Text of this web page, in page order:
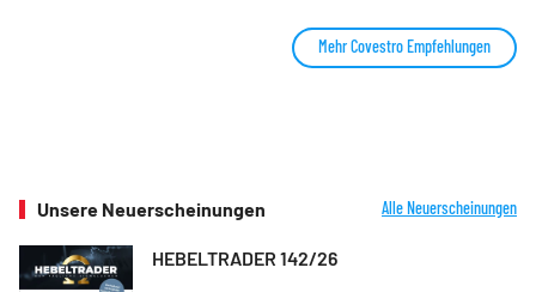
Mehr Covestro Empfehlungen
Unsere Neuerscheinungen Alle Neuerscheinungen
HEBELTRADER 142/26